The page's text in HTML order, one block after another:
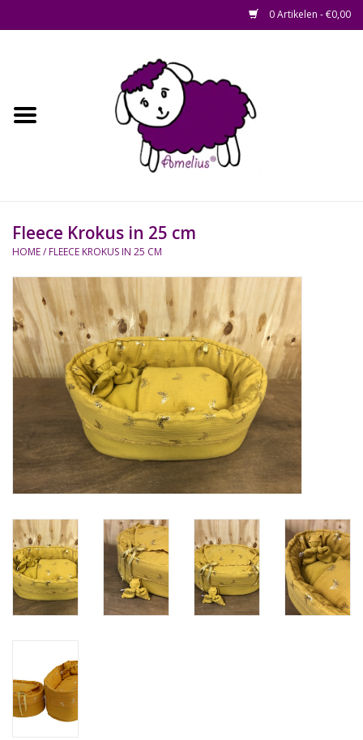
0 Artikelen - €0,00
Afscheid op maat
Waterhyacint
Hout
Watermethode /
Afscheidsbox
Natuurbegraven
Allerlei
Gepersonaliseerd
Vanaf 1 jaar
Over ons
Deutsch
Scandinavië
Fleece Krokus in 25 cm
HOME/ FLEECE KROKUS IN 25 CM